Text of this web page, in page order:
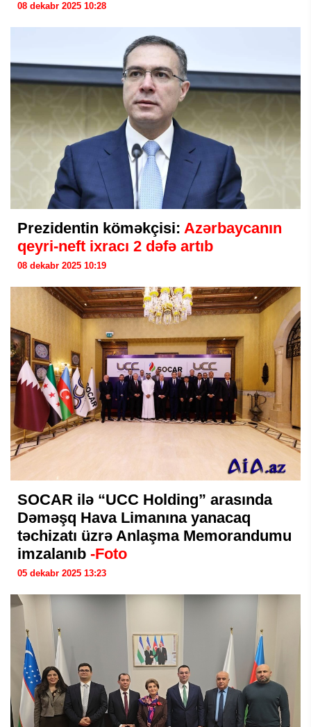
08 dekabr 2025 10:28
Prezidentin köməkçisi: Azərbaycanın
qeyri-neft ixracı 2 dəfə artıb
08 dekabr 2025 10:19
SOCAR ilə “UCC Holding” arasında
Dəməşq Hava Limanına yanacaq
təchizatı üzrə Anlaşma Memorandumu
imzalanıb -Foto
05 dekabr 2025 13:23